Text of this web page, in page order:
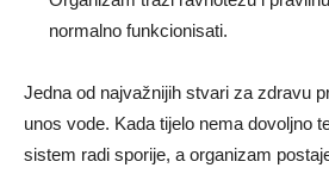
normalno funkcionisati.
Jedna od najvažnijih stvari za zdravu
unos vode. Kada tijelo nema dovoljno
sistem radi sporije, a organizam